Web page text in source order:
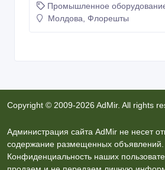
Промышленное
Молдова, Флорешты
Copyright © 2009-2026 AdMir. All rights
Администрация сайта AdMir не несет
содержание размещенных объявлений.
Конфиденциальность наших